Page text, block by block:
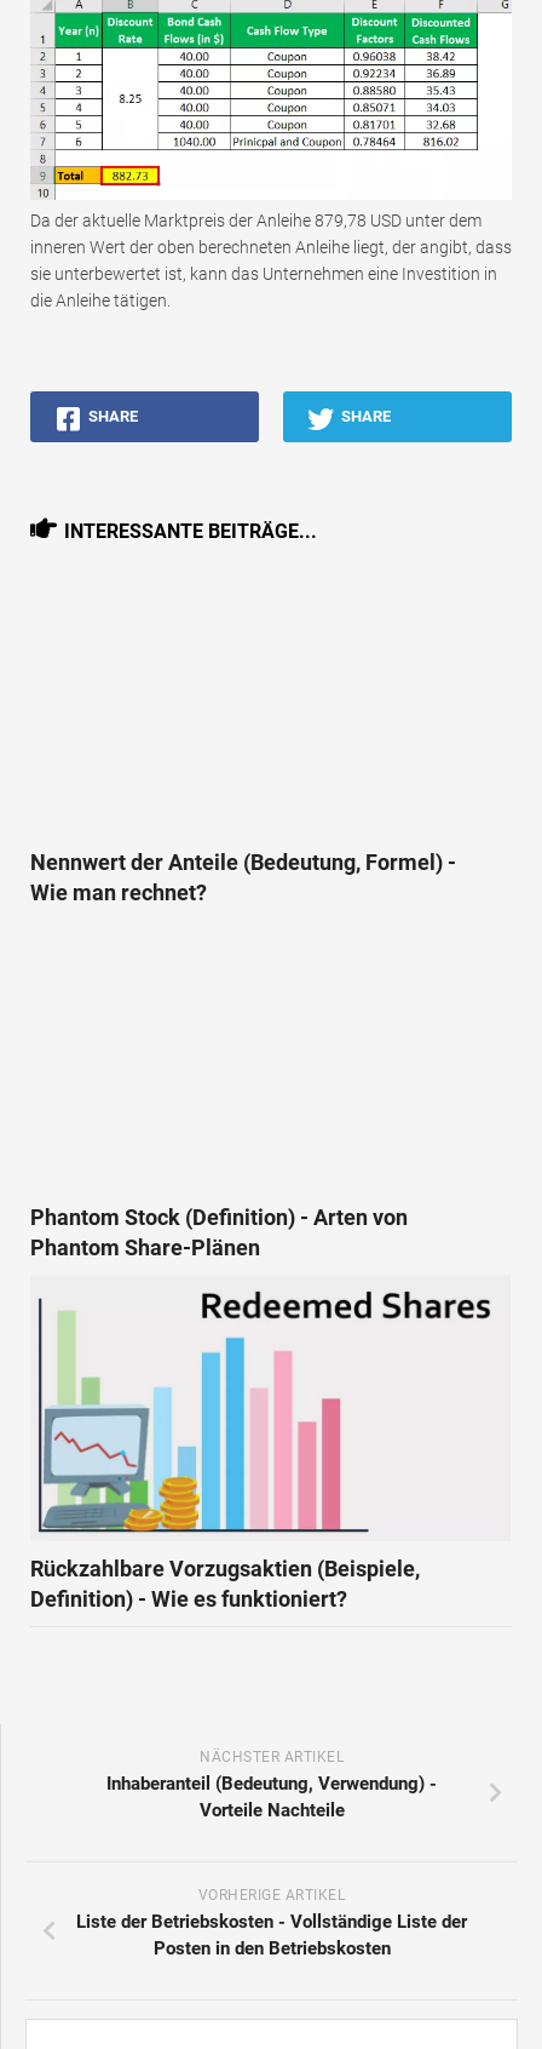
Da der aktuelle Marktpreis der Anleihe 879,78 USD unter dem
inneren Wert der oben berechneten Anleihe liegt, der angibt, dass
sie unterbewertet ist, kann das Unternehmen eine Investition in
die Anleihe tätigen.
SHARE SHARE
INTERESSANTE BEITRÄGE...
Nennwert der Anteile (Bedeutung, Formel) -
Wie man rechnet?
Phantom Stock (Definition) - Arten von
Phantom Share-Plänen
Rückzahlbare Vorzugsaktien (Beispiele,
Definition) - Wie es funktioniert?
NÄCHSTER ARTIKEL
Inhaberanteil (Bedeutung, Verwendung) -
Vorteile Nachteile
VORHERIGE ARTIKEL
Liste der Betriebskosten - Vollständige Liste der
Posten in den Betriebskosten